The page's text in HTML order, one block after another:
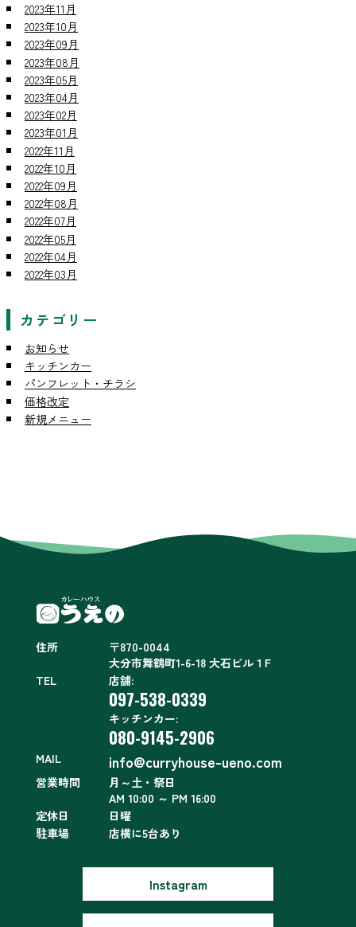
2023年11月
2023年10月
2023年09月
2023年08月
2023年05月
2023年04月
2023年02月
2023年01月
2022年11月
2022年10月
2022年09月
2022年08月
2022年07月
2022年05月
2022年04月
2022年03月
カテゴリー
お知らせ
キッチンカー
パンフレット・チラシ
価格改定
新規メニュー
住所
〒870-0044
大分市舞鶴町1-6-18 大石ビル１F
TEL
店舗:
097-538-0339
キッチンカー:
080-9145-2906
MAIL info@curryhouse-ueno.com
営業時間
月～土・祭日
AM 10:00 ～ PM 16:00
定休日
日曜
駐車場
店横に5台あり
Instagram